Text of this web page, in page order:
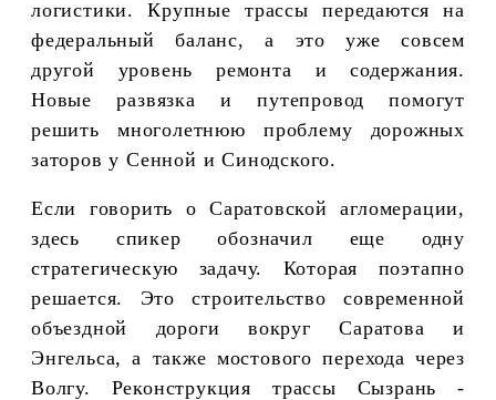
логистики. Крупные трассы передаются на
федеральный баланс, а это уже совсем
другой уровень ремонта и содержания.
Новые развязка и путепровод помогут
решить многолетнюю проблему дорожных
заторов у Сенной и Синодского.
Если говорить о Саратовской агломерации,
здесь спикер обозначил еще одну
стратегическую задачу. Которая поэтапно
решается. Это строительство современной
объездной дороги вокруг Саратова и
Энгельса, а также мостового перехода через
Волгу. Реконструкция трассы Сызрань -